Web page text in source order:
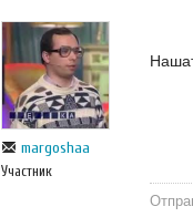
margoshaa
Участник